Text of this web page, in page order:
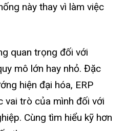
này thay vì làm việc
quan trọng đối với
mô lớn hay nhỏ. Đặc
hiện đại hóa, ERP
vai trò của mình đối với
Cùng tìm hiểu kỹ hơn